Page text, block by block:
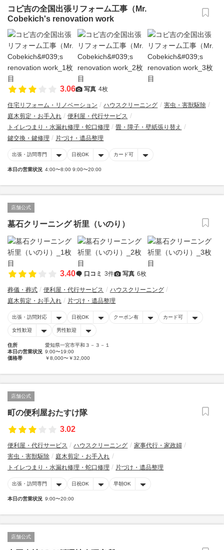
コビ吉の全国出張リフォーム工事（Mr.
Cobekich's renovation work
3.06 写真 4枚
住宅リフォーム・リノベーション ハウスクリーニング
害虫・害獣駆除
庭木剪定・お手入れ
便利屋・代行サービス
トイレつまり・水漏れ修理・蛇口修理
畳・障子・壁紙張り替え
鍵交換・鍵修理
片づけ・遺品整理
出張・訪問専門 日祝OK カード可
本日の営業状況 4:00〜8:00 9:00〜20:00
店舗公式
墓石クリーニング 祈里（いのり）
3.40 口コミ 3件 写真 6枚
葬儀・葬式 便利屋・代行サービス
ハウスクリーニング
庭木剪定・お手入れ
片づけ・遺品整理
出張・訪問対応 日祝OK クーポン有 カード可
女性歓迎 男性歓迎
住所
愛知県一宮市平和３－３－１
本日の営業状況 9:00〜19:00
価格帯
￥8,000〜￥32,000
店舗公式
町の便利屋おたすけ隊
3.02
便利屋・代行サービス ハウスクリーニング
家事代行・家政婦
害虫・害獣駆除
庭木剪定・お手入れ
トイレつまり・水漏れ修理・蛇口修理
片づけ・遺品整理
出張・訪問専門 日祝OK 早朝OK
本日の営業状況 9:00〜20:00
店舗公式